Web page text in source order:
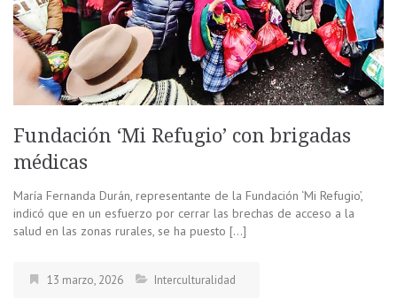
Fundación ‘Mi Refugio’ con brigadas
médicas
María Fernanda Durán, representante de la Fundación ‘Mi Refugio’,
indicó que en un esfuerzo por cerrar las brechas de acceso a la
salud en las zonas rurales, se ha puesto […]
13 marzo, 2026 Interculturalidad